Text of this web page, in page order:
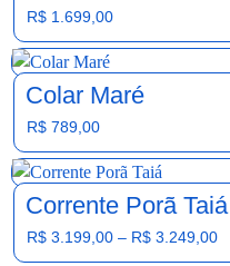
R$ 1.699,00
Colar Maré
R$ 789,00
Corrente Porã Taiá
R$ 3.199,00 – R$ 3.249,00